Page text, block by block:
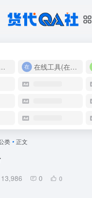
货代之路更简单！
在线工具(在线实用工具200+)
类 • 正文
13,986 0 0